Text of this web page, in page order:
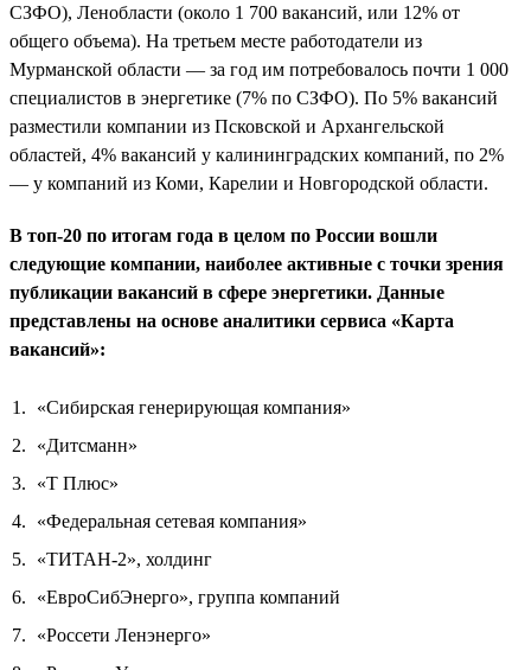
СЗФО), Ленобласти (около 1 700 вакансий, или 12% от
общего объема). На третьем месте работодатели из
Мурманской области — за год им потребовалось почти 1 000
специалистов в энергетике (7% по СЗФО). По 5% вакансий
разместили компании из Псковской и Архангельской
областей, 4% вакансий у калининградских компаний, по 2%
— у компаний из Коми, Карелии и Новгородской области.
В топ-20 по итогам года в целом по России вошли
следующие компании, наиболее активные с точки зрения
публикации вакансий в сфере энергетики. Данные
представлены на основе аналитики сервиса «Карта
вакансий»:
«Сибирская генерирующая компания»
«Дитсманн»
«Т Плюс»
«Федеральная сетевая компания»
«ТИТАН-2», холдинг
«ЕвроСибЭнерго», группа компаний
«Россети Ленэнерго»